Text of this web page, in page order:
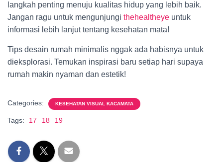
langkah penting menuju kualitas hidup yang lebih baik.
Jangan ragu untuk mengunjungi thehealtheye untuk
informasi lebih lanjut tentang kesehatan mata!
Tips desain rumah minimalis nggak ada habisnya untuk
dieksplorasi. Temukan inspirasi baru setiap hari supaya
rumah makin nyaman dan estetik!
Categories: KESEHATAN VISUAL KACAMATA
Tags: 17 18 19